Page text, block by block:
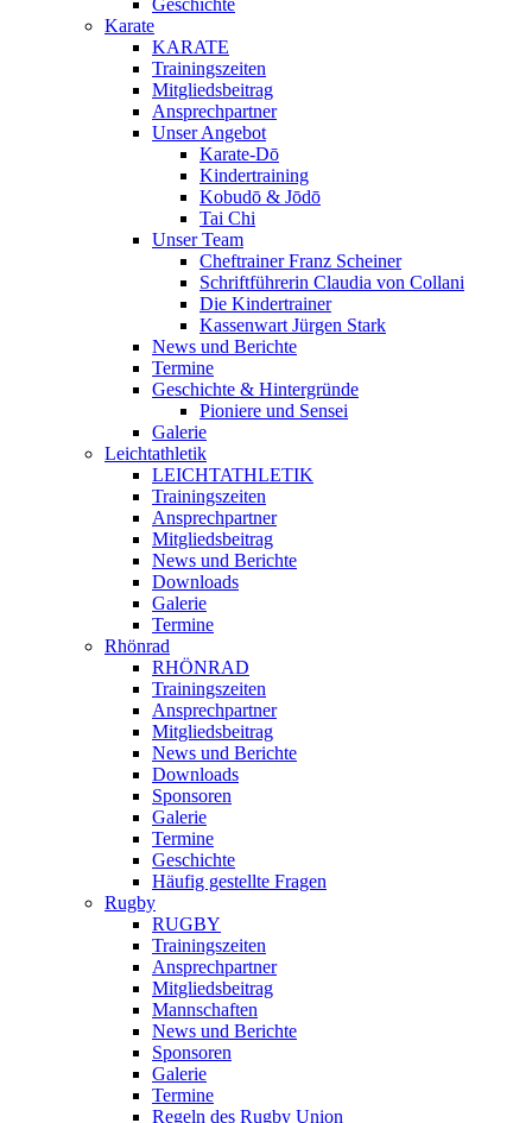
Geschichte
Karate
KARATE
Trainingszeiten
Mitgliedsbeitrag
Ansprechpartner
Unser Angebot
Karate-Dō
Kindertraining
Kobudō & Jōdō
Tai Chi
Unser Team
Cheftrainer Franz Scheiner
Schriftführerin Claudia von Collani
Die Kindertrainer
Kassenwart Jürgen Stark
News und Berichte
Termine
Geschichte & Hintergründe
Pioniere und Sensei
Galerie
Leichtathletik
LEICHTATHLETIK
Trainingszeiten
Ansprechpartner
Mitgliedsbeitrag
News und Berichte
Downloads
Galerie
Termine
Rhönrad
RHÖNRAD
Trainingszeiten
Ansprechpartner
Mitgliedsbeitrag
News und Berichte
Downloads
Sponsoren
Galerie
Termine
Geschichte
Häufig gestellte Fragen
Rugby
RUGBY
Trainingszeiten
Ansprechpartner
Mitgliedsbeitrag
Mannschaften
News und Berichte
Sponsoren
Galerie
Termine
Regeln des Rugby Union